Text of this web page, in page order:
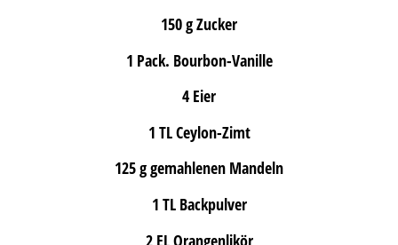
150 g Zucker
1 Pack. Bourbon-Vanille
4 Eier
1 TL Ceylon-Zimt
125 g gemahlenen Mandeln
1 TL Backpulver
2 EL Orangenlikör